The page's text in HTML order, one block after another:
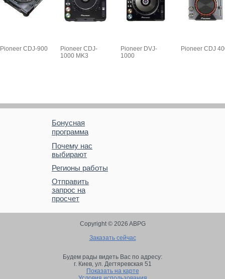
Pioneer CDJ-900
Pioneer CDJ-
1000 MK3
Pioneer DVJ-
1000
Pioneer CDJ
Бонусная
программа
Почему нас
выбирают
Регионы работы
Отправить
запрос на
просчет
Copyright © 2026 ABPG
Заказать сейчас
Будем рады видеть Вас по адресу:
г. Киев, ул. Дегтяревская 51
Показать на карте